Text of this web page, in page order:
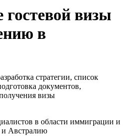
визы
в
стратегии, список
документов,
визы
в области иммиграции и
и Австралию